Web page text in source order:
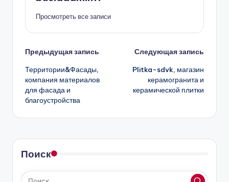
Просмотреть все записи
Навигация
записи
Предыдущая запись
Территории&Фасады,
компания материалов
для фасада и
благоустройства
Следующая запись
Plitka-sdvk, магазин
керамогранита и
керамической плитки
Поиск